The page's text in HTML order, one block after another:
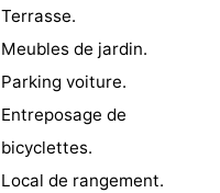
Terrasse.
Meubles de jardin.
Parking voiture.
Entreposage de
bicyclettes.
Local de rangement.